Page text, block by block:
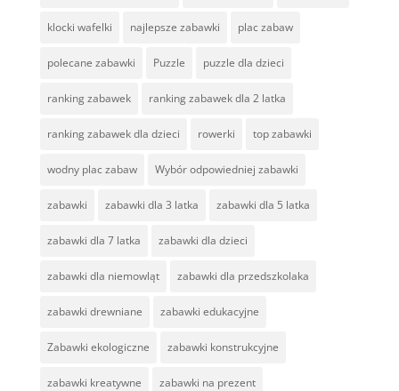
klocki wafelki najlepsze zabawki plac zabaw
polecane zabawki Puzzle puzzle dla dzieci
ranking zabawek ranking zabawek dla 2 latka
ranking zabawek dla dzieci rowerki top zabawki
wodny plac zabaw Wybór odpowiedniej zabawki
zabawki zabawki dla 3 latka zabawki dla 5 latka
zabawki dla 7 latka zabawki dla dzieci
zabawki dla niemowląt zabawki dla przedszkolaka
zabawki drewniane zabawki edukacyjne
Zabawki ekologiczne zabawki konstrukcyjne
zabawki kreatywne zabawki na prezent